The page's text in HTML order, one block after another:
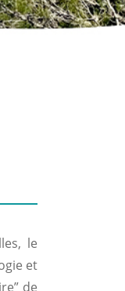
le
et
de